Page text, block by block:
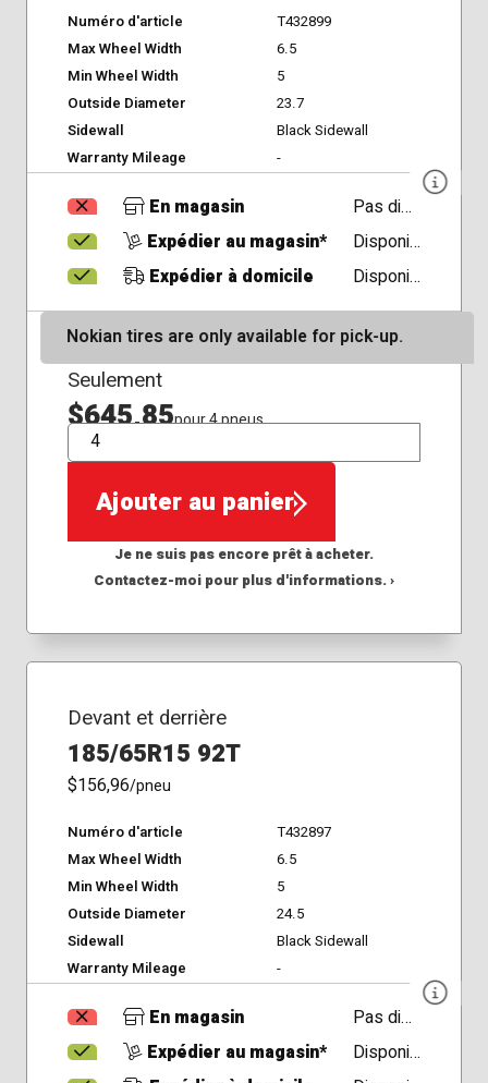
Numéro d'article
T432899
Max Wheel Width
6.5
Min Wheel Width
5
Outside Diameter
23.7
Sidewall
Black Sidewall
Warranty Mileage
-
En magasin
Pas disponible
Expédier au magasin*
Disponible
Expédier à domicile
Disponible
Nokian tires are only available for pick-up.
Seulement
$645,85pour 4 pneus
QTÉ
Ajouter au panier
Je ne suis pas encore prêt à acheter.
Contactez-moi pour plus d'informations. ›
Devant et derrière
185/65R15 92T
$156,96/pneu
Numéro d'article
T432897
Max Wheel Width
6.5
Min Wheel Width
5
Outside Diameter
24.5
Sidewall
Black Sidewall
Warranty Mileage
-
En magasin
Pas disponible
Expédier au magasin*
Disponible